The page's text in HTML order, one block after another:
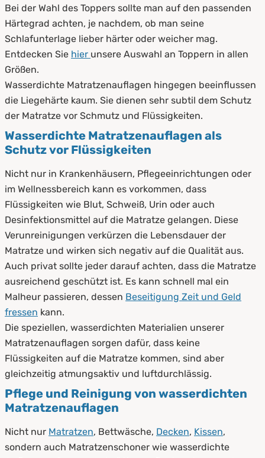
Bei der Wahl des Toppers sollte man auf den passenden
Härtegrad achten, je nachdem, ob man seine
Schlafunterlage lieber härter oder weicher mag.
Entdecken Sie hier unsere Auswahl an Toppern in allen
Größen.
Wasserdichte Matratzenauflagen hingegen beeinflussen
die Liegehärte kaum. Sie dienen sehr subtil dem Schutz
der Matratze vor Schmutz und Flüssigkeiten.
Wasserdichte Matratzenauflagen als
Schutz vor Flüssigkeiten
Nicht nur in Krankenhäusern, Pflegeeinrichtungen oder
im Wellnessbereich kann es vorkommen, dass
Flüssigkeiten wie Blut, Schweiß, Urin oder auch
Desinfektionsmittel auf die Matratze gelangen. Diese
Verunreinigungen verkürzen die Lebensdauer der
Matratze und wirken sich negativ auf die Qualität aus.
Auch privat sollte jeder darauf achten, dass die Matratze
ausreichend geschützt ist. Es kann schnell mal ein
Malheur passieren, dessen Beseitigung Zeit und Geld
fressen kann.
Die speziellen, wasserdichten Materialien unserer
Matratzenauflagen sorgen dafür, dass keine
Flüssigkeiten auf die Matratze kommen, sind aber
gleichzeitig atmungsaktiv und luftdurchlässig.
Pflege und Reinigung von wasserdichten
Matratzenauflagen
Nicht nur Matratzen, Bettwäsche, Decken, Kissen,
sondern auch Matratzenschoner wie wasserdichte